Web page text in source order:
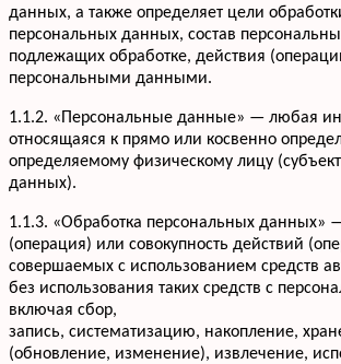
данных, а также определяет цели
персональных данных, состав
подлежащих обработке, действия
персональными данными.
1.1.2. «Персональные данные» — любая
относящаяся к прямо или косвенно
определяемому физическому лицу
данных).
1.1.3. «Обработка персональных данных»
(операция) или совокупность действий
совершаемых с использованием средств
без использования таких средств с
включая сбор,
запись, систематизацию, накопление,
(обновление, изменение), извлечение,